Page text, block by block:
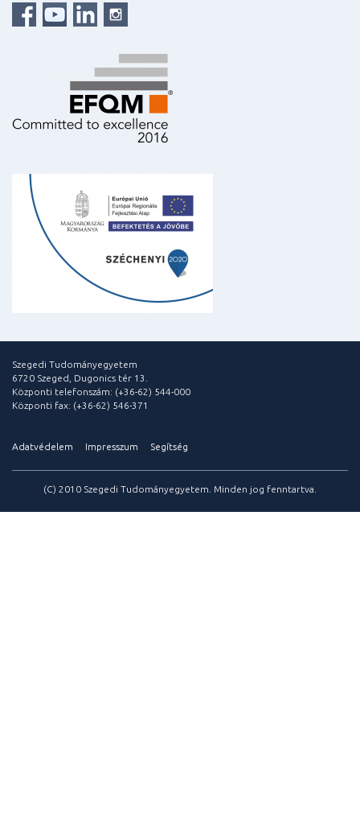
Szegedi Tudományegyetem
6720 Szeged, Dugonics tér 13.
Központi telefonszám: (+36-62) 544-000
Központi fax: (+36-62) 546-371
Adatvédelem Impresszum Segítség
(C) 2010 Szegedi Tudományegyetem. Minden jog fenntartva.